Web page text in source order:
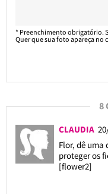
* Preenchimento obrigatório.
Quer que sua foto apareça no
8
CLAUDIA
Flor, dê uma
proteger os
[flower2]